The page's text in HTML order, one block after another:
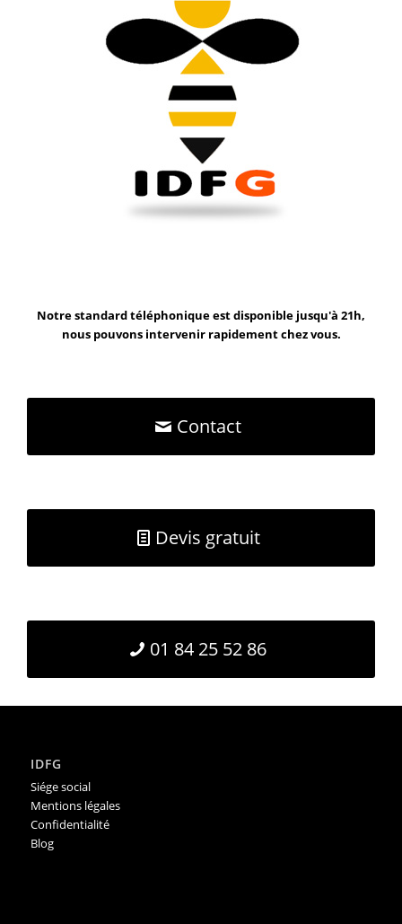
Notre standard téléphonique est disponible jusqu'à 21h,
nous pouvons intervenir rapidement chez vous.
Contact
Devis gratuit
01 84 25 52 86
IDFG
Siége social
Mentions légales
Confidentialité
Blog